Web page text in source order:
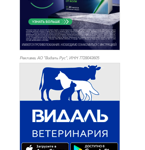
Реклама. АО "Видаль Рус", ИНН 7728043605